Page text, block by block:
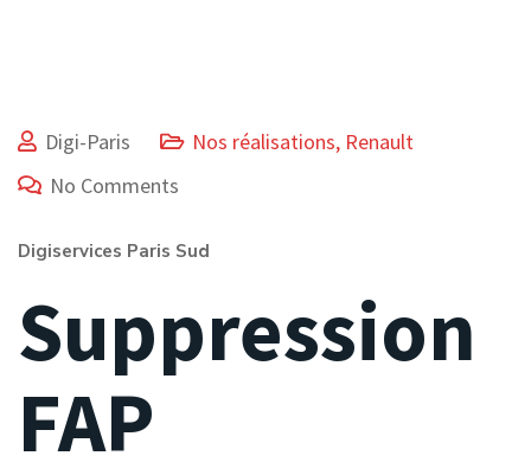
Digi-Paris Nos réalisations, Renault
No Comments
Digiservices Paris Sud
Suppression
FAP